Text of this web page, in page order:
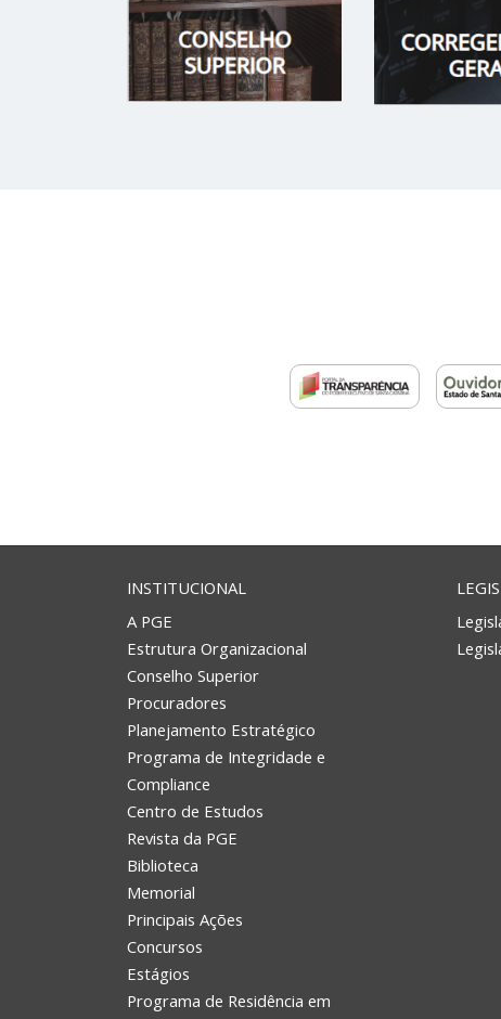
INSTITUCIONAL
A PGE
Estrutura Organizacional
Conselho Superior
Procuradores
Planejamento Estratégico
Programa de Integridade e
Compliance
Centro de Estudos
Revista da PGE
Biblioteca
Memorial
Principais Ações
Concursos
Estágios
Programa de Residência em